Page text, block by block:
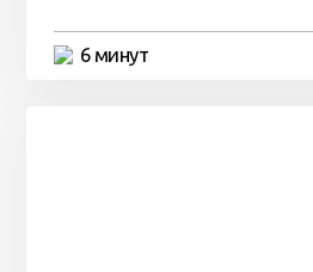
6 минут